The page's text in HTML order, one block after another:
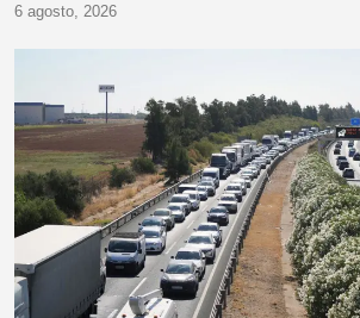
6 agosto, 2026